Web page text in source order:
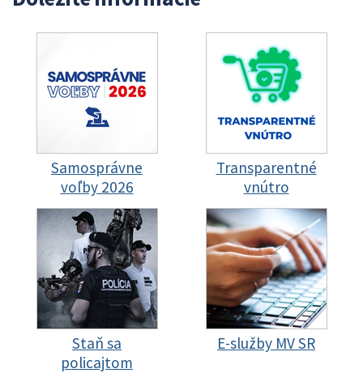
Samosprávne
voľby 2026
Transparentné
vnútro
Staň sa
policajtom
E-služby MV SR